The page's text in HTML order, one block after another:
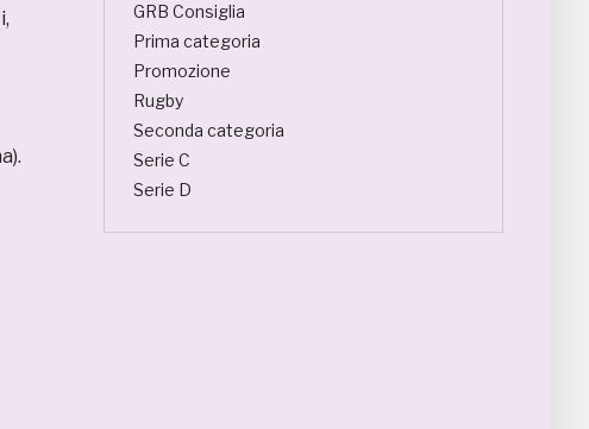
GRB Consiglia
Prima categoria
Promozione
Rugby
Seconda categoria
Serie C
Serie D